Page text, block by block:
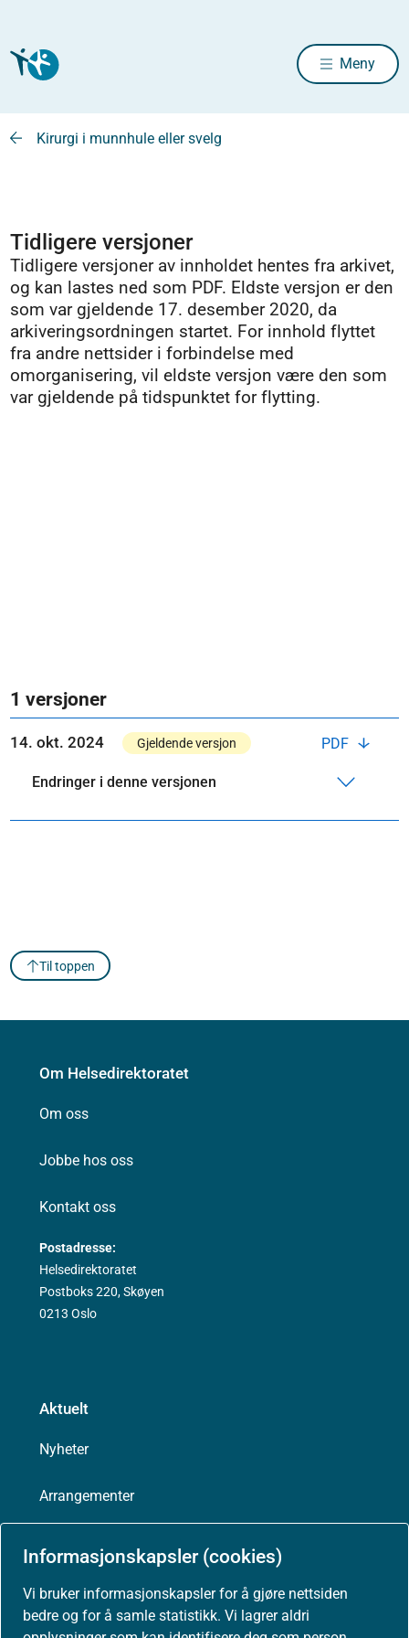
Informasjonskapsler (cookies)
Vi bruker informasjonskapsler for å gjøre nettsiden
bedre og for å samle statistikk. Vi lagrer aldri
Meny
Kirurgi i munnhule eller svelg
Tidligere versjoner
Tidligere versjoner av innholdet hentes fra arkivet,
og kan lastes ned som PDF. Eldste versjon er den
som var gjeldende 17. desember 2020, da
arkiveringsordningen startet. For innhold flyttet
fra andre nettsider i forbindelse med
omorganisering, vil eldste versjon være den som
var gjeldende på tidspunktet for flytting.
1 versjoner
PDF
14. okt. 2024 Gjeldende versjon
Endringer i denne versjonen
Til toppen
Om Helsedirektoratet
Om oss
Jobbe hos oss
Kontakt oss
Postadresse:
Helsedirektoratet
Postboks 220, Skøyen
0213 Oslo
Aktuelt
Nyheter
Arrangementer
Presse